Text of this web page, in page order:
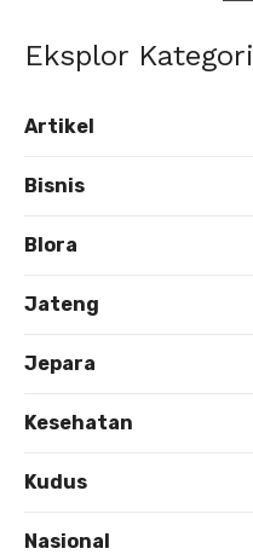
Eksplor Kategori
Artikel
Bisnis
Blora
Jateng
Jepara
Kesehatan
Kudus
Nasional